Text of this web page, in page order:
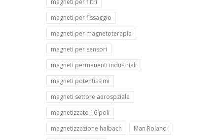
magneti per fissaggio
magneti per magnetoterapia
magneti per sensori
magneti permanenti industriali
magneti potentissimi
magneti settore aerospziale
magnetizzato 16 poli
magnetizzazione halbach
Man Roland